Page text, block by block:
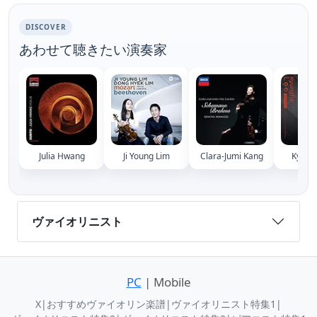
DISCOVER
あわせて聴きたい演奏家
Julia Hwang Ji Young Lim Clara-Jumi Kang
ヴァイオリニスト
PC | Mobile
X| おすすめヴァイオリン楽譜| ヴァイオリニスト特集1 |